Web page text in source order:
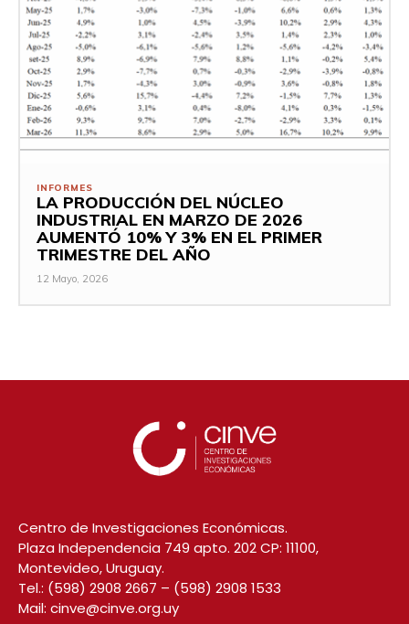
INFORMES
LA PRODUCCIÓN DEL NÚCLEO
INDUSTRIAL EN MARZO DE 2026
AUMENTÓ 10% Y 3% EN EL PRIMER
TRIMESTRE DEL AÑO
12 Mayo, 2026
Centro de Investigaciones Económicas.
Plaza Independencia 749 apto. 202 CP: 11100,
Montevideo, Uruguay.
Tel.: (598) 2908 2667 – (598) 2908 1533
Mail: cinve@cinve.org.uy